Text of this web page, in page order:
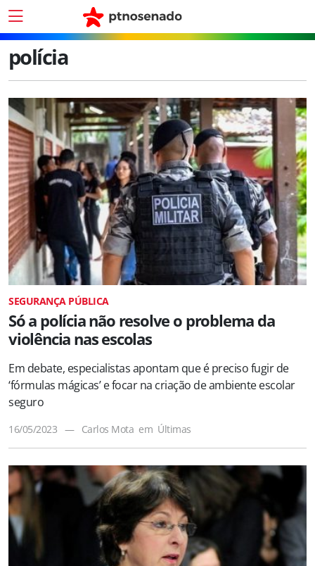
polícia
SEGURANÇA PÚBLICA
Só a polícia não resolve o problema da
violência nas escolas
Em debate, especialistas apontam que é preciso fugir de
‘fórmulas mágicas’ e focar na criação de ambiente escolar
seguro
16/05/2023 — Carlos Mota em Últimas